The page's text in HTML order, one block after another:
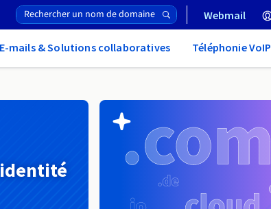
Webmail
mails & Solutions collaboratives Téléphonie VoIP